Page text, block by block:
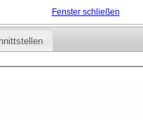
Fenster schließen